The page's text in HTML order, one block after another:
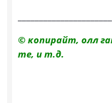
© копирайт, олл
me, и т.д.